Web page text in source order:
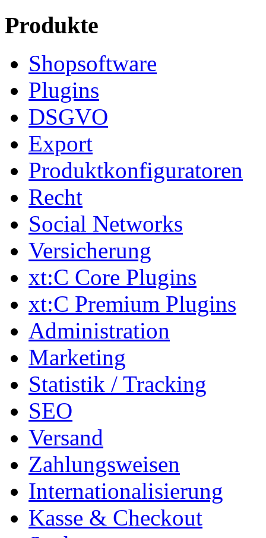
Produkte
Shopsoftware
Plugins
DSGVO
Export
Produktkonfiguratoren
Recht
Social Networks
Versicherung
xt:C Core Plugins
xt:C Premium Plugins
Administration
Marketing
Statistik / Tracking
SEO
Versand
Zahlungsweisen
Internationalisierung
Kasse & Checkout